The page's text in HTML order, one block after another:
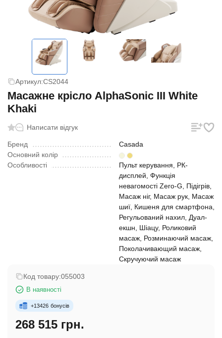
Артикул:CS2044
Масажне крісло AlphaSonic III White
Khaki
Написати відгук
Бренд
Casada
Основний колір
Особливості
Пульт керування, РК-
дисплей, Функція
невагомості Zero-G, Підігрів,
Масаж ніг, Масаж рук, Масаж
шиї, Кишеня для смартфона,
Регульований нахил, Дуал-
екшн, Шіацу, Роликовий
масаж, Розминаючий масаж,
Поколачивающий масаж,
Скручуючий масаж
Код товару:055003
В наявності
+13426 бонусів
268 515 грн.